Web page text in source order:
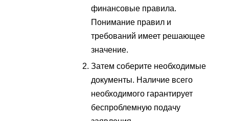
финансовые правила.
Понимание правил и
требований имеет решающее
значение.
Затем соберите необходимые
документы. Наличие всего
необходимого гарантирует
беспроблемную подачу